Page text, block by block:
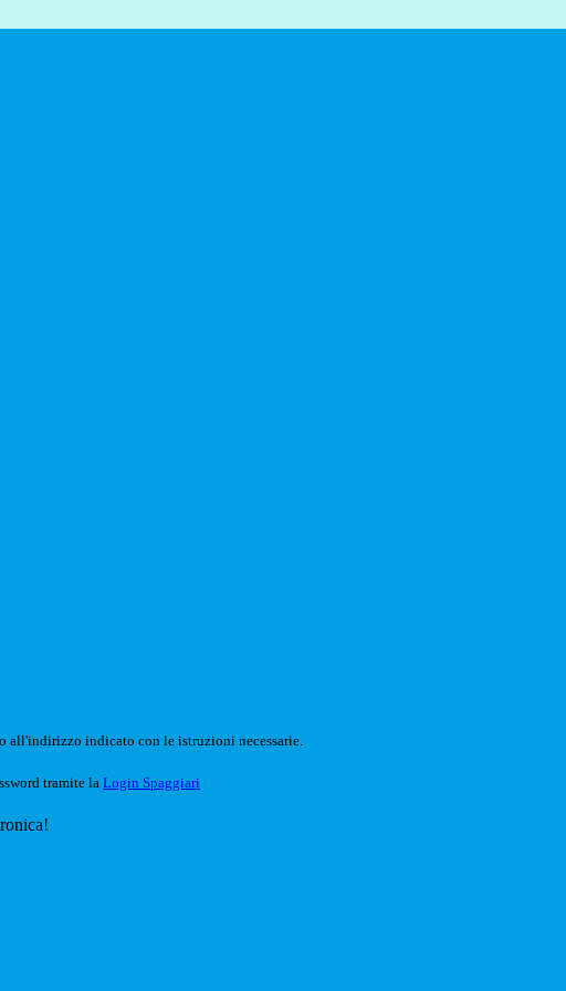
all'indirizzo indicato con le istruzioni necessarie.
tramite la Login Spaggiari